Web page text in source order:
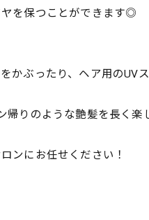
を保つことができます◎
かぶったり、ヘア用のUV
帰りのような艶髪を長く楽
ンにお任せください！